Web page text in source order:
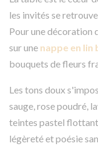
les invités se
Pour une décoration
sur une nappe en lin
bouquets de fleurs
Les tons doux
sauge, rose poudré,
teintes pastel
légèreté et poésie